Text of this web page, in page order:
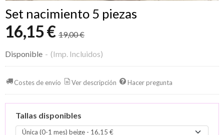
Set nacimiento 5 piezas
16,15 € 19,00 €
Disponible - (Imp. Incluidos)
Costes de envío Ver descripción Hacer pregunta
Tallas disponibles